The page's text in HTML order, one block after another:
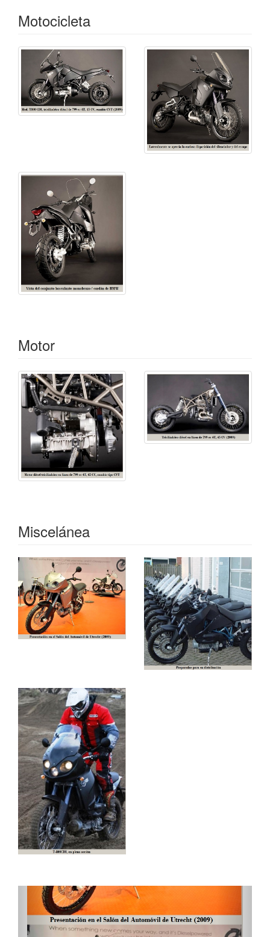
Motocicleta
Motor
Miscelánea